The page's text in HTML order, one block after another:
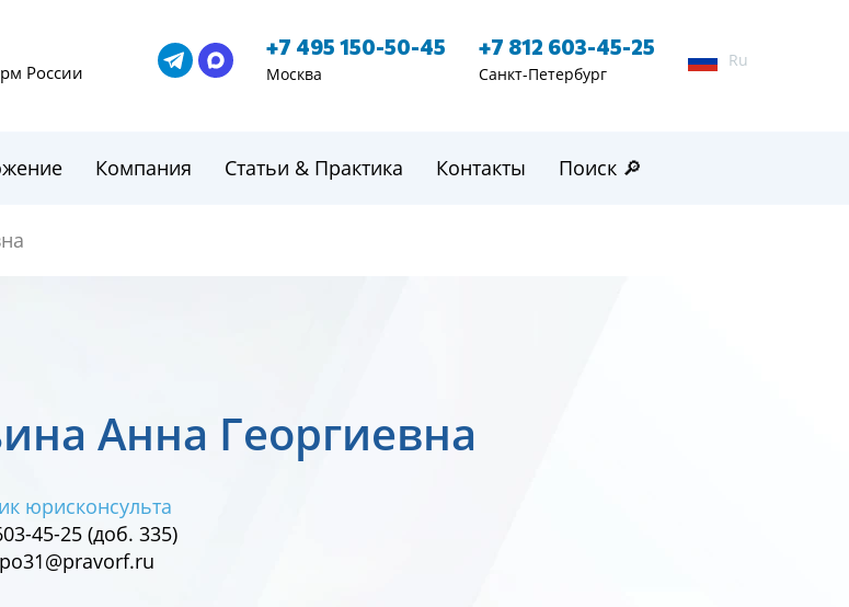
России
+7 495 150-50-45
Москва
+7 812 603-45-25
Санкт-Петербург
Ru
Компания Статьи & Практика Контакты Поиск 🔎
Анна Георгиевна
юрисконсульта
45-25 (доб. 335)